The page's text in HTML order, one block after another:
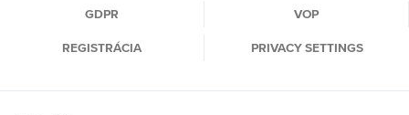
GDPR VOP
REGISTRÁCIA PRIVACY SETTINGS